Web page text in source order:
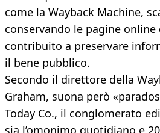
come la Wayback Machine,
conservando le pagine online
contribuito a preservare
il bene pubblico.
Secondo il direttore della
Graham, suona però
Today Co., il conglomerato
sia l’omonimo quotidiano e